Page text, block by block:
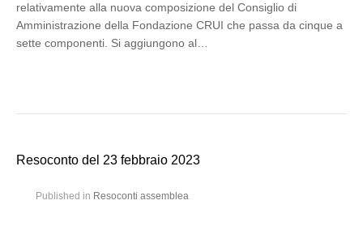
relativamente alla nuova composizione del Consiglio di
Amministrazione della Fondazione CRUI che passa da cinque a
sette componenti. Si aggiungono al…
Resoconto del 23 febbraio 2023
Published in Resoconti assemblea